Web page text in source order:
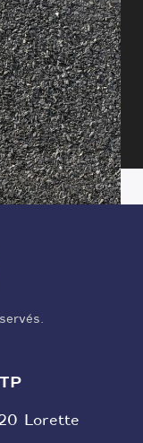
Lorette